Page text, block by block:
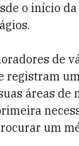
o início da
de
registram
áreas de
um